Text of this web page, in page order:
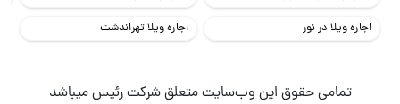
اجاره ویلا در نور
اجاره ویلا تهراندشت
تمامی حقوق این وب‌سایت متعلق شرکت رئیس میباشد